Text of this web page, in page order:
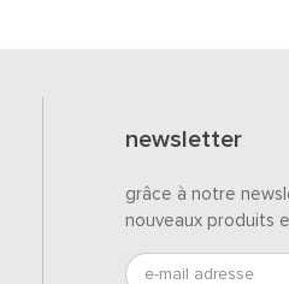
newsletter
grâce à notre
nouveaux produits
e-mail adresse